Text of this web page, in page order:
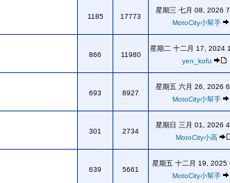
1185 17773
星期三 七月 08, 2026
MotoCity小幫手
866 11980
星期二 十二月 17, 2024
yen_kofu
693 8927
星期五 六月 26, 2026
MotoCity小幫手
301 2734
星期日 三月 01, 2026
MotoCity小高
639 5661
星期五 十二月 19, 2025
MotoCity小幫手